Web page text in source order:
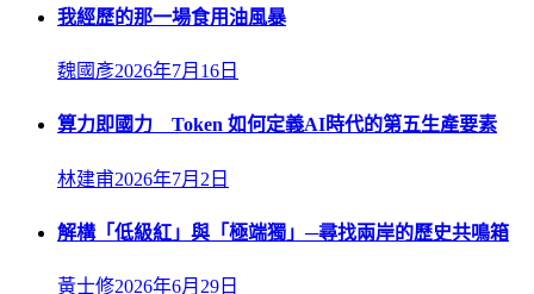
我經歷的那一場食用油風暴
魏國彥2026年7月16日
算力即國力 Token 如何定義AI時代的第五生產要素
林建甫2026年7月2日
解構「低級紅」與「極端獨」─尋找兩岸的歷史共鳴箱
黃士修2026年6月29日